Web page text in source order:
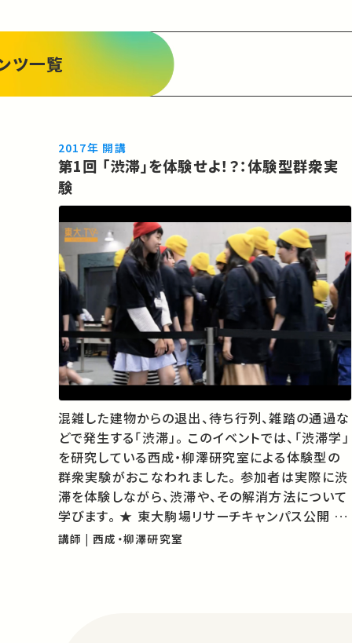
ツ一覧
2017年 開講
第1回 「渋滞」を体験せよ！？：体験型群衆実
験
混雑した建物からの退出、待ち行列、雑踏の通過な
どで発生する「渋滞」。 このイベントでは、「渋滞学」
を研究している西成・柳澤研究室による体験型の
群衆実験がおこなわれました。 参加者は実際に渋
滞を体験しながら、渋滞や、その解消方法について
学びます。 ★ 東大駒場リサーチキャンパス公開 ★
あなたのシェアが、ほかの誰かの学びに繋がるかも
講師 | 西成・柳澤研究室